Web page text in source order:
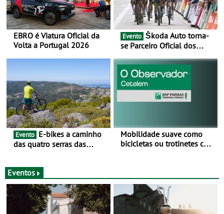
EBRO é Viatura Oficial da
Volta a Portugal 2026
Evento
se Parceiro Oficial dos
BTT e Gravel da UCI - Para
os anos de 2025 e 2026
Evento
das quatro serras das
e 10 de Junho
Mobilidade suave como
bicicletas ou trotinetes com
usam os automóveis
exclusivamente em áreas
urbanas
Eventos